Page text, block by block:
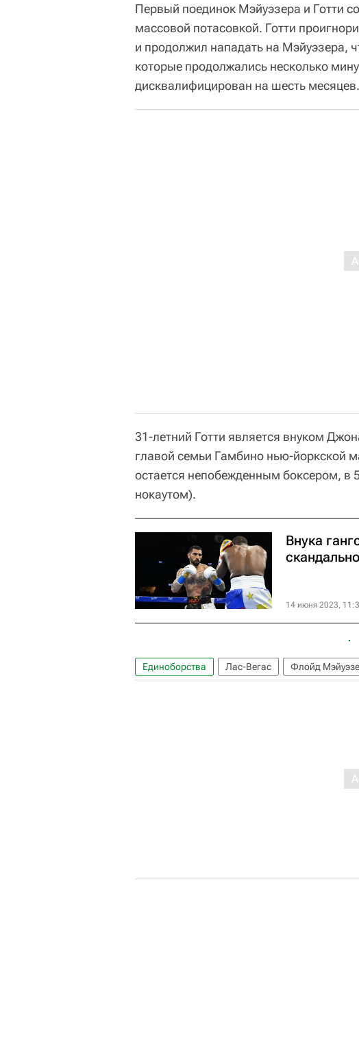
Первый поединок Мэйуэзера и Готти
массовой потасовкой. Готти
и продолжил нападать на Мэйуэзера,
которые продолжались несколько
дисквалифицирован на шесть месяцев.
31-летний Готти является внуком
главой семьи Гамбино нью-йоркской
остается непобежденным боксером, в
нокаутом).
Внука
14 июня 2023,
Единоборства Лас-Вегас Флойд